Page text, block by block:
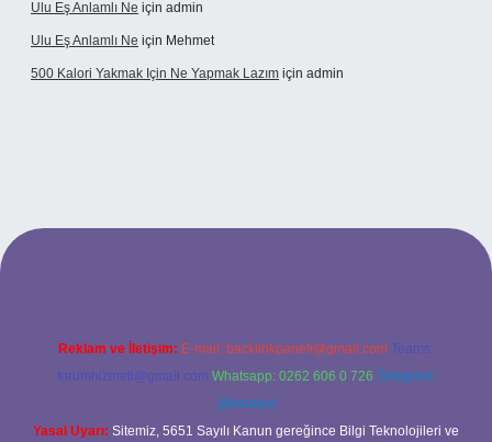
Ulu Eş Anlamlı Ne için admin
Ulu Eş Anlamlı Ne için Mehmet
500 Kalori Yakmak Için Ne Yapmak Lazım için admin
adresi
Reklam ve İletişim: E-mail: backlinkpaneli@gmail.com Teams:
forumhizmeti@gmail.com Whatsapp: 0262 606 0 726 Telegram:
@karabul
Yasal Uyarı: Sitemiz, 5651 Sayılı Kanun gereğince Bilgi Teknolojileri ve